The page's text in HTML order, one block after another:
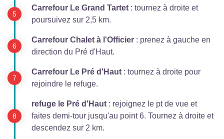
Carrefour Le Grand Tartet : tournez à droite et
poursuivez sur 2,5 km.
Carrefour Chalet à l'Officier : prenez à gauche en
direction du Pré d'Haut.
Carrefour Le Pré d'Haut : tournez à droite pour
rejoindre le refuge.
refuge le Pré d'Haut : rejoignez le pt de vue et
faites demi-tour jusqu'au point 6. Tournez à droite et
descendez sur 2 km.